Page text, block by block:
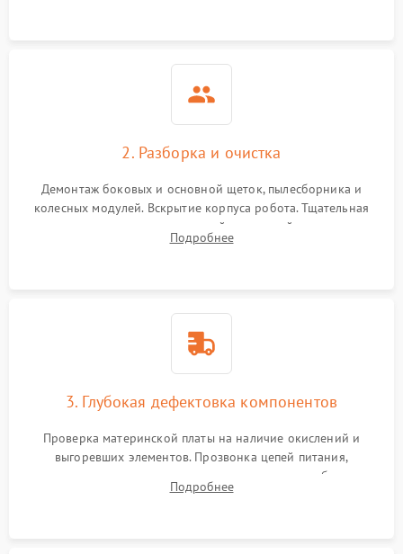
2. Разборка и очистка
Демонтаж боковых и основной щеток, пылесборника и
колесных модулей. Вскрытие корпуса робота. Тщательная
очистка внутренних полостей, шестерней и плат от
скопившейся пыли, волос и шерсти животных с
Подробнее
3. Глубокая дефектовка компонентов
Проверка материнской платы на наличие окислений и
выгоревших элементов. Прозвонка цепей питания,
тестирование приводных моторов колес и турбины
всасывания. Оценка состояния оптических и инфракрасных
Подробнее